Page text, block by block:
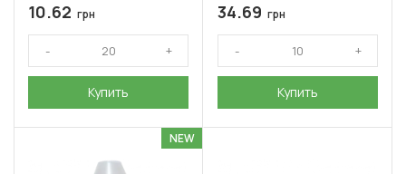
10.62 грн
Купить
34.69 грн
Купить
NEW